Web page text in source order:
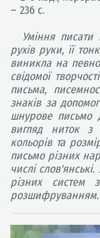
– 236 с.
Уміння писати
рухів руки, її
виникла на
свідомої
письма,
знаків за
шнурове письмо
вигляд ниток
кольорів та
письмо різних
числі
різних систем
розшифруванням.